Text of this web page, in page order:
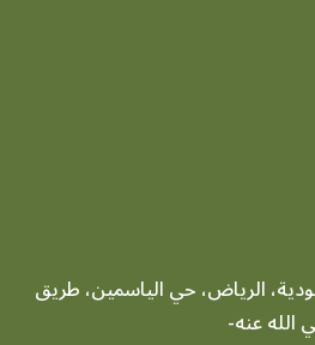
الرياض، حي الياسمين، طريق
عنه-